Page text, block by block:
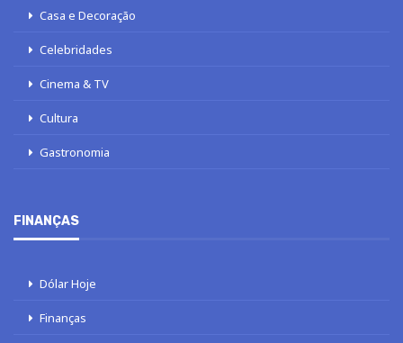
Casa e Decoração
Celebridades
Cinema & TV
Cultura
Gastronomia
FINANÇAS
Dólar Hoje
Finanças